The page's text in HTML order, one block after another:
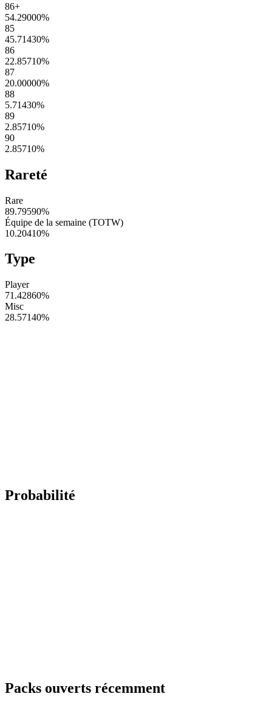
86+
54.29000%
85
45.71430%
86
22.85710%
87
20.00000%
88
5.71430%
89
2.85710%
90
2.85710%
Rareté
Rare
89.79590%
Équipe de la semaine (TOTW)
10.20410%
Type
Player
71.42860%
Misc
28.57140%
Probabilité
Packs ouverts récemment